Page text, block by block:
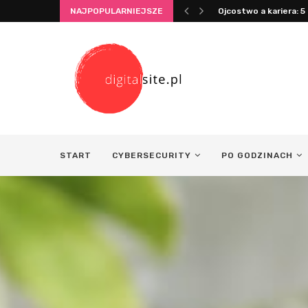
NAJPOPULARNIEJSZE Ojcostwo a kariera:
START CYBERSECURITY PO GODZINACH